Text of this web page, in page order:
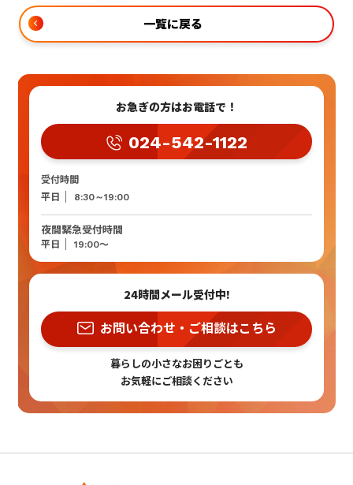
一覧に戻る
お急ぎの方はお電話で！
024-542-1122
受付時間
平日
8:30～19:00
夜間緊急受付時間
平日 19:00～
24時間メール受付中!
お問い合わせ・ご相談はこちら
暮らしの小さなお困りごとも
お気軽にご相談ください